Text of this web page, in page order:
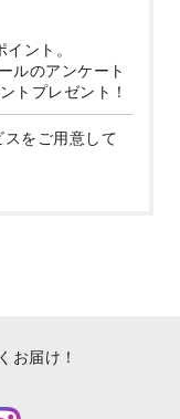
ント。
ルのアンケート
トプレゼント！
をご用意して
お届け！